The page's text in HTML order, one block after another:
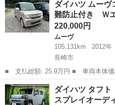
ロスリミテッド 届出済未使用車 元
オ ＴＶ...
ダイハツ ムー
難防止付き Ｗ
220,000円
ムーヴ
105,131km
2012年
長崎市
■ 支払総額: 25.9万円 ■ 車両本体価格： 220,000 円 ■ メーカー
名： ダイハツ ■ 車種名： ムー
キーレスキー 盗難防止付き Ｗエ
エアコン パ...
長崎 長崎市 ムーヴ
ダイハツ タフ
スプレイオー